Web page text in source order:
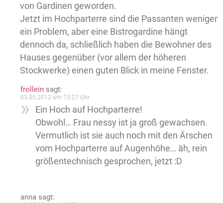
von Gardinen geworden.
Jetzt im Hochparterre sind die Passanten weniger
ein Problem, aber eine Bistrogardine hängt
dennoch da, schließlich haben die Bewohner des
Hauses gegenüber (vor allem der höheren
Stockwerke) einen guten Blick in meine Fenster.
frollein sagt:
03.05.2012 um 13:27 Uhr
Ein Hoch auf Hochparterre!
Obwohl… Frau nessy ist ja groß gewachsen.
Vermutlich ist sie auch noch mit den Ärschen
vom Hochparterre auf Augenhöhe… äh, rein
größentechnisch gesprochen, jetzt :D
anna sagt: